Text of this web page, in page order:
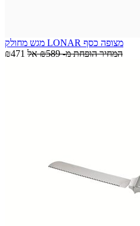
מגש מחולק LONAR מצופה כסף
₪471
המחיר הופחת מ-₪589 אל